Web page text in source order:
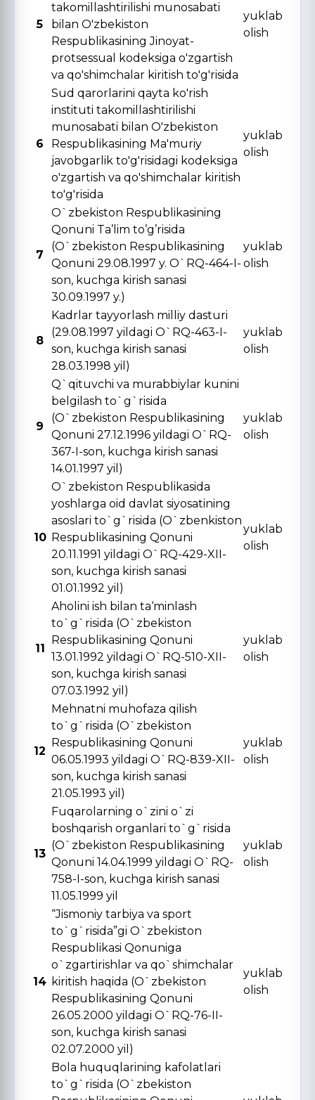
5
takomillashtirilishi munosabati
bilan O'zbekiston
Respublikasining Jinoyat-
protsessual kodeksiga o'zgartish
va qo'shimchalar kiritish to'g'risida
yuklab
olish
6
Sud qarorlarini qayta ko'rish
instituti takomillashtirilishi
munosabati bilan O'zbekiston
Respublikasining Ma'muriy
javobgarlik to'g'risidagi kodeksiga
o'zgartish va qo'shimchalar kiritish
to'g'risida
yuklab
olish
7
O`zbekiston Respublikasining
Qonuni Ta’lim to’g’risida
(O`zbekiston Respublikasining
Qonuni 29.08.1997 y. O`RQ-464-I-
son, kuchga kirish sanasi
30.09.1997 y.)
yuklab
olish
8
Kadrlar tayyorlash milliy dasturi
(29.08.1997 yildagi O`RQ-463-I-
son, kuchga kirish sanasi
28.03.1998 yil)
yuklab
olish
9
Q`qituvchi va murabbiylar kunini
belgilash to`g`risida
(O`zbekiston Respublikasining
Qonuni 27.12.1996 yildagi O`RQ-
367-I-son, kuchga kirish sanasi
14.01.1997 yil)
yuklab
olish
10
O`zbekiston Respublikasida
yoshlarga oid davlat siyosatining
asoslari to`g`risida (O`zbenkiston
Respublikasining Qonuni
20.11.1991 yildagi O`RQ-429-XII-
son, kuchga kirish sanasi
01.01.1992 yil)
yuklab
olish
11
Aholini ish bilan ta‘minlash
to`g`risida (O`zbekiston
Respublikasining Qonuni
13.01.1992 yildagi O`RQ-510-XII-
son, kuchga kirish sanasi
07.03.1992 yil)
yuklab
olish
12
Mehnatni muhofaza qilish
to`g`risida (O`zbekiston
Respublikasining Qonuni
06.05.1993 yildagi O`RQ-839-XII-
son, kuchga kirish sanasi
21.05.1993 yil)
yuklab
olish
13
Fuqarolarning o`zini o`zi
boshqarish organlari to`g`risida
(O`zbekiston Respublikasining
Qonuni 14.04.1999 yildagi O`RQ-
758-I-son, kuchga kirish sanasi
11.05.1999 yil
yuklab
olish
14
“Jismoniy tarbiya va sport
to`g`risida”gi O`zbekiston
Respublikasi Qonuniga
o`zgartirishlar va qo`shimchalar
kiritish haqida (O`zbekiston
Respublikasining Qonuni
26.05.2000 yildagi O`RQ-76-II-
son, kuchga kirish sanasi
02.07.2000 yil)
yuklab
olish
Bola huquqlarining kafolatlari
to`g`risida (O`zbekiston